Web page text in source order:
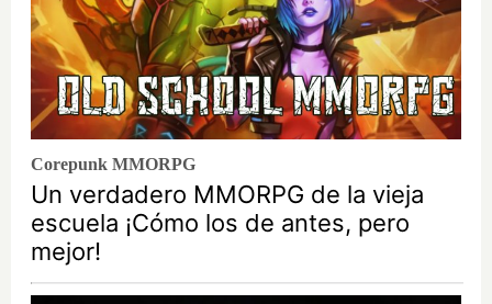
Corepunk MMORPG
Un verdadero MMORPG de la vieja
escuela ¡Cómo los de antes, pero
mejor!